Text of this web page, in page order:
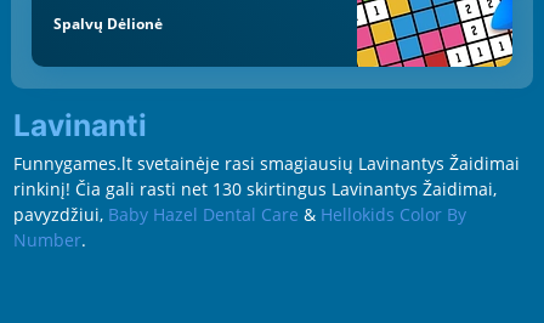
Spalvų Dėlionė
Lavinanti
Funnygames.lt svetainėje rasi smagiausių Lavinantys Žaidimai
rinkinį! Čia gali rasti net 130 skirtingus Lavinantys Žaidimai,
pavyzdžiui, Baby Hazel Dental Care & Hellokids Color By
Number.